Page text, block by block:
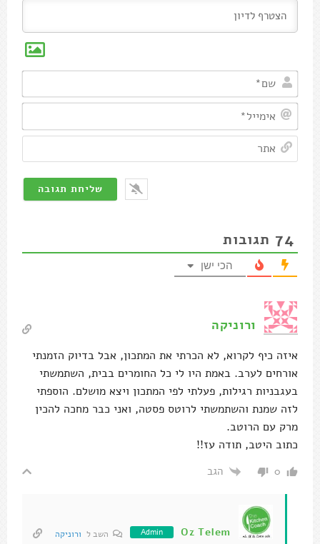
שם*
74 תגובות
הכי ישן
ורוניקה
איזה כיף לקרוא, לא הכרתי את המתכון, אבל בדיוק הזמנתי
אורחים לערב. באמת היו לי כל החומרים בבית, השתמשתי
בעגבניות רגילות, פעלתי לפי המתכון ויצא מושלם. הוספתי
לזה שמנת והשתמשתי לרוטס פסטה, ואני כבר מחכה להכין
מרק עם הרוטב.
כתוב היטב, תודה עז!!
0 הגב
Oz Telem
Admin השב ל ורוניקה